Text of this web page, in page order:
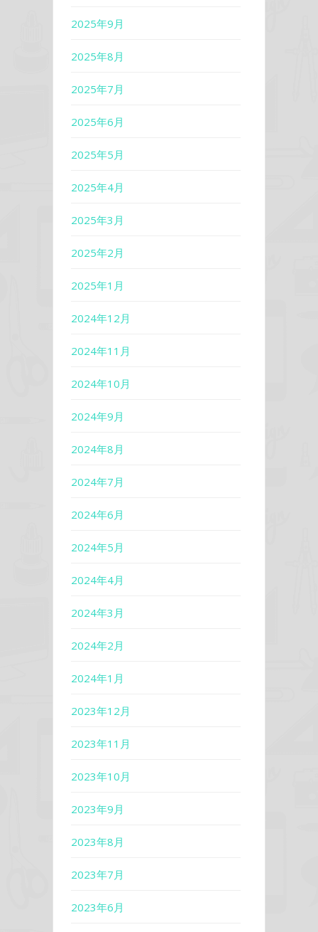
2025年9月
2025年8月
2025年7月
2025年6月
2025年5月
2025年4月
2025年3月
2025年2月
2025年1月
2024年12月
2024年11月
2024年10月
2024年9月
2024年8月
2024年7月
2024年6月
2024年5月
2024年4月
2024年3月
2024年2月
2024年1月
2023年12月
2023年11月
2023年10月
2023年9月
2023年8月
2023年7月
2023年6月